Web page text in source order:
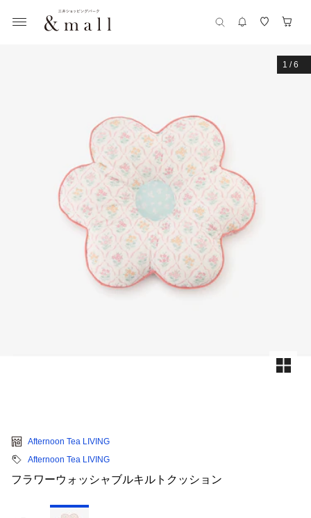
1 /6
Afternoon Tea LIVING
Afternoon Tea LIVING
フラワーウォッシャブルキルトクッション